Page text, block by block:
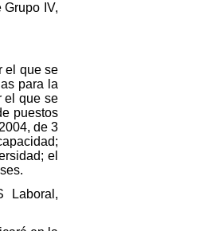
IV,
el que se
para la
el que se
puestos
de 3
el
Laboral,